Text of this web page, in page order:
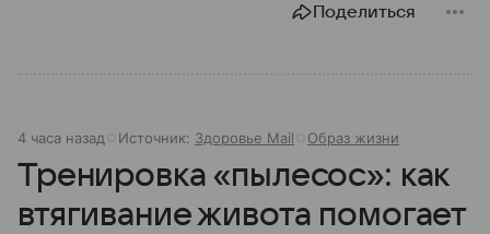
Поделиться
4 часа назад Источник: Здоровье Mail Образ жизни
Тренировка «пылесос»: как
втягивание живота помогает